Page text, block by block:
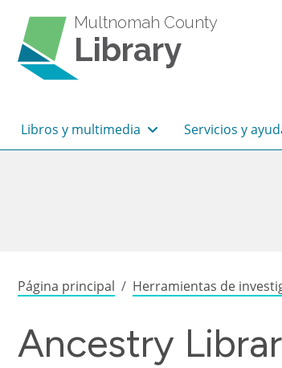
Multnomah County
Library
Navegación
Libros y multimedia Servicios y
Sobrescribir
Página principal Herramientas de
Ancestry